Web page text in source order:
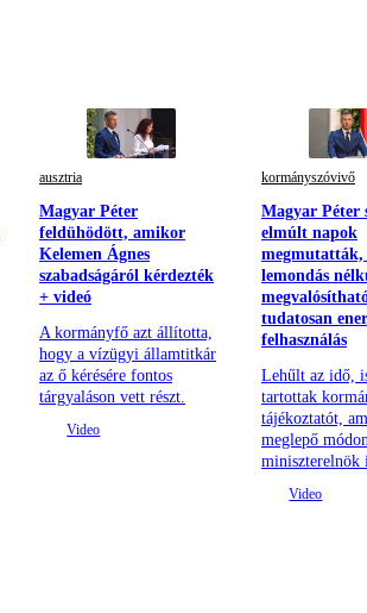
ausztria
Magyar Péter
feldühödött, amikor
Kelemen Ágnes
szabadságáról kérdezték
+ videó
A kormányfő azt állította,
hogy a vízügyi államtitkár
az ő kérésére fontos
tárgyaláson vett részt.
kormányszóvivő
Magyar Péter
elmúlt napok
megmutatták,
lemondás
tudatosan
felhasználás
Lehűlt az idő,
tartottak
tájékoztatót,
meglepő
miniszterelnök